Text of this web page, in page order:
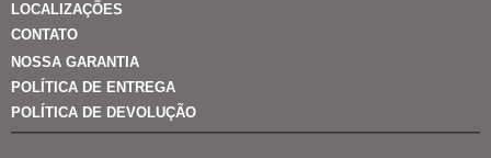
LOCALIZAÇÕES
CONTATO
NOSSA GARANTIA
POLÍTICA DE ENTREGA
POLÍTICA DE DEVOLUÇÃO